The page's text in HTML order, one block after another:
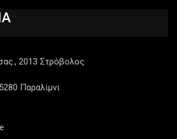
2013 Στρόβολος
Παραλίμνι